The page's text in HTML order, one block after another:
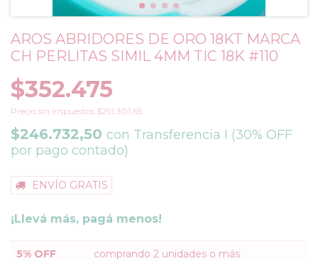
AROS ABRIDORES DE ORO 18KT MARCA
CH PERLITAS SIMIL 4MM TIC 18K #110
$352.475
Precio sin impuestos $291.301,65
$246.732,50 con Transferencia I (30% OFF
por pago contado)
ENVÍO GRATIS
¡Llevá más, pagá menos!
5% OFF comprando 2 unidades o más